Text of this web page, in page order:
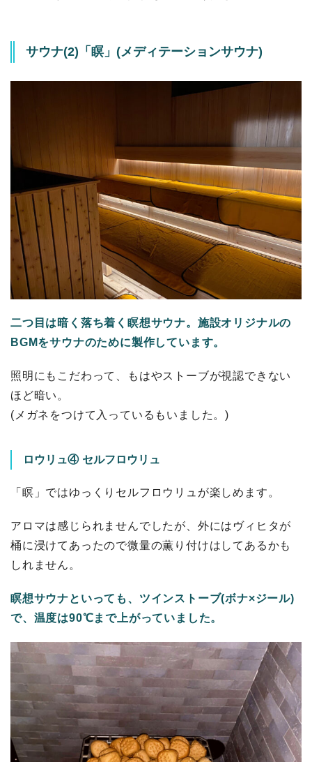
サウナ(2)「瞑」(メディテーションサウナ)
二つ目は暗く落ち着く瞑想サウナ。施設オリジナルの
BGMをサウナのために製作しています。
照明にもこだわって、もはやストーブが視認できない
ほど暗い。
(メガネをつけて入っているもいました。)
ロウリュ④ セルフロウリュ
「瞑」ではゆっくりセルフロウリュが楽しめます。
アロマは感じられませんでしたが、外にはヴィヒタが
桶に浸けてあったので微量の薫り付けはしてあるかも
しれません。
瞑想サウナといっても、ツインストーブ(ボナ×ジール)
で、温度は90℃まで上がっていました。